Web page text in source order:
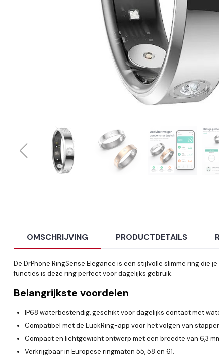
OMSCHRIJVING PRODUCTDETAILS
De DrPhone RingSense Elegance is een stijlvolle slimme ring
functies is deze ring perfect voor dagelijks gebruik.
Belangrijkste voordelen
IP68 waterbestendig, geschikt voor dagelijks contact met
Compatibel met de LuckRing-app voor het volgen van
Compact en lichtgewicht ontwerp met een breedte van 6,3
Verkrijgbaar in Europese ringmaten 55, 58 en 61.